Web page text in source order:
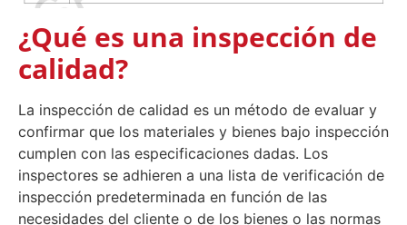
¿Qué es una inspección de
calidad?
La inspección de calidad es un método de evaluar y
confirmar que los materiales y bienes bajo inspección
cumplen con las especificaciones dadas. Los
inspectores se adhieren a una lista de verificación de
inspección predeterminada en función de las
necesidades del cliente o de los bienes o las normas